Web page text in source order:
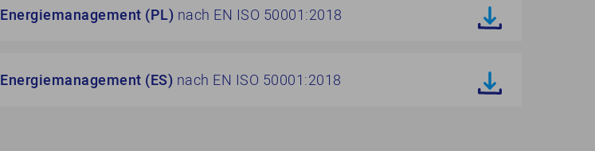
Energiemanagement (PL) nach EN ISO 50001:2018
Energiemanagement (ES) nach EN ISO 50001:2018